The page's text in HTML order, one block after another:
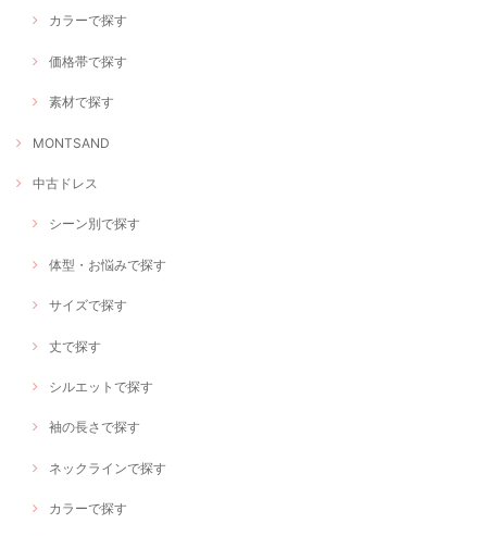
カラーで探す
価格帯で探す
素材で探す
MONTSAND
中古ドレス
シーン別で探す
体型・お悩みで探す
サイズで探す
丈で探す
シルエットで探す
袖の長さで探す
ネックラインで探す
カラーで探す